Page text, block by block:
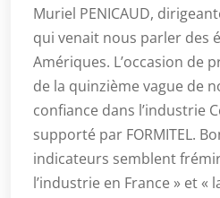
Muriel PENICAUD,
qui venait nous parler des
Amériques. L’occasion de
de la quinzième vague de
confiance dans l’industrie
supporté par FORMITEL.
indicateurs semblent
l’industrie en France » et «